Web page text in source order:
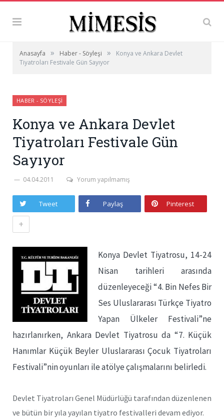
Anasayfa » Haber - Söyleşi »
Konya ve Ankara Devlet
Tiyatroları Festivale Gün Sayıyor
HABER - SÖYLEŞI
Konya ve Ankara Devlet
Tiyatroları Festivale Gün
Sayıyor
04.04.2011 Yorum yapılmamış
Tweet Paylaş Pinterest
+
Konya Devlet Tiyatrosu, 14-24
Nisan tarihleri arasında
düzenleyeceği “4. Bin Nefes Bir
Ses Uluslararası Türkçe Tiyatro
Yapan Ülkeler Festivali”ne
hazırlanırken, Ankara Devlet Tiyatrosu da “7. Küçük
Hanımlar Küçük Beyler Uluslararası Çocuk Tiyatroları
Festivali”nin oyunları ile atölye çalışmalarını belirledi.
Devlet Tiyatroları Genel Müdürlüğü tarafından düzenlenen
ve bütün bir yıla yayılan tiyatro festivalleri devam ediyor.